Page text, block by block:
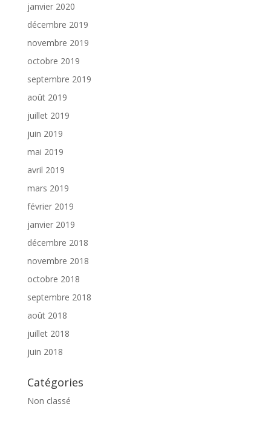
janvier 2020
décembre 2019
novembre 2019
octobre 2019
septembre 2019
août 2019
juillet 2019
juin 2019
mai 2019
avril 2019
mars 2019
février 2019
janvier 2019
décembre 2018
novembre 2018
octobre 2018
septembre 2018
août 2018
juillet 2018
juin 2018
Catégories
Non classé